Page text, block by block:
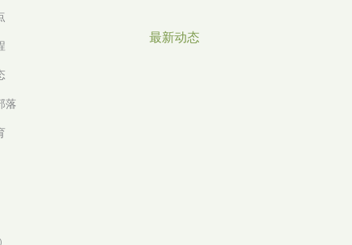
落
最新动态